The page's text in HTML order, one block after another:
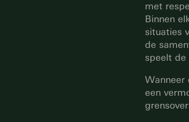
met
Binnen
situaties
de
speelt de
Wanneer
een